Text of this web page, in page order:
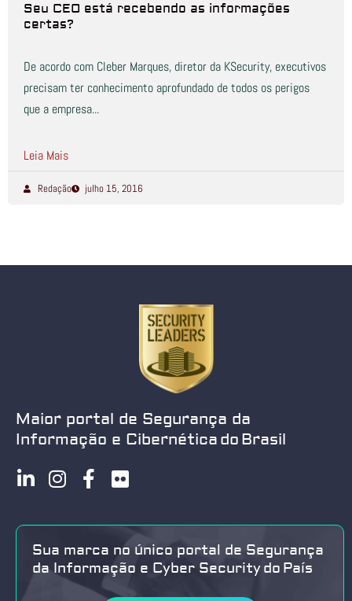
Seu CEO está recebendo as informações
certas?
De acordo com Cleber Marques, diretor da KSecurity, executivos
precisam ter conhecimento aprofundado de todos os perigos
que a empresa...
Leia Mais
Redação julho 15, 2016
Maior portal de Segurança da
Informação e Cibernética do Brasil
Sua marca no único portal de Segurança
da Informação e Cyber Security do País